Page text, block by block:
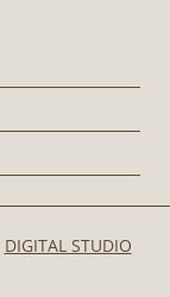
DIGITAL STUDIO